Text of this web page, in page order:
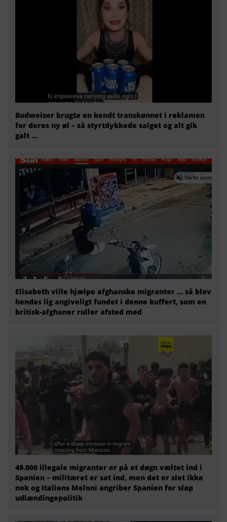
Budweiser brugte en kendt transkønnet i reklamen
for deres ny øl – så styrtdykkede salget og alt gik
galt …
Elisabeth ville hjælpe afghanske migranter … så blev
hendes lig angiveligt fundet i denne kuffert, som en
britisk-afghaner ruller afsted med
49.000 illegale migranter er på et døgn væltet ind i
Spanien – militæret er sat ind, men det er slet ikke
nok og Italiens Meloni angriber Spanien for slap
udlændingepolitik